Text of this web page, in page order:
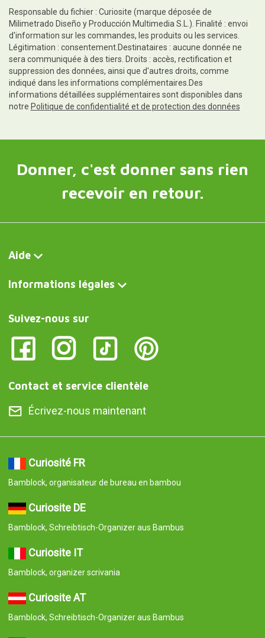
Responsable du fichier : Curiosite (marque déposée de
Milimetrado Diseño y Producción Multimedia S.L.). Finalité : envoi
d'information sur les commandes, les produits ou les services.
Légitimation : consentement.Destinataires : aucune donnée ne
sera communiquée à des tiers. Droits : accès, rectification et
suppression des données, ainsi que d'autres droits, comme
indiqué dans les informations complémentaires.Des
informations détaillées supplémentaires sont disponibles dans
notre Politique de confidentialité et de protection des données
Donner, c'est donner sans rien
recevoir en retour.
Aide
Informations légales
Suivez-nous sur
Contact et service clientèle
Écrivez-nous maintenant
Curiosité FR
Bamblock, organisateur de bureau en bambou
Curiosite DE
Bamblock, Schreibtisch-Organizer aus Bambus
Curiosite IT
Bamblock, organizer scrivania
Curiosite AT
Bamblock, Schreibtisch-Organizer aus Bambus